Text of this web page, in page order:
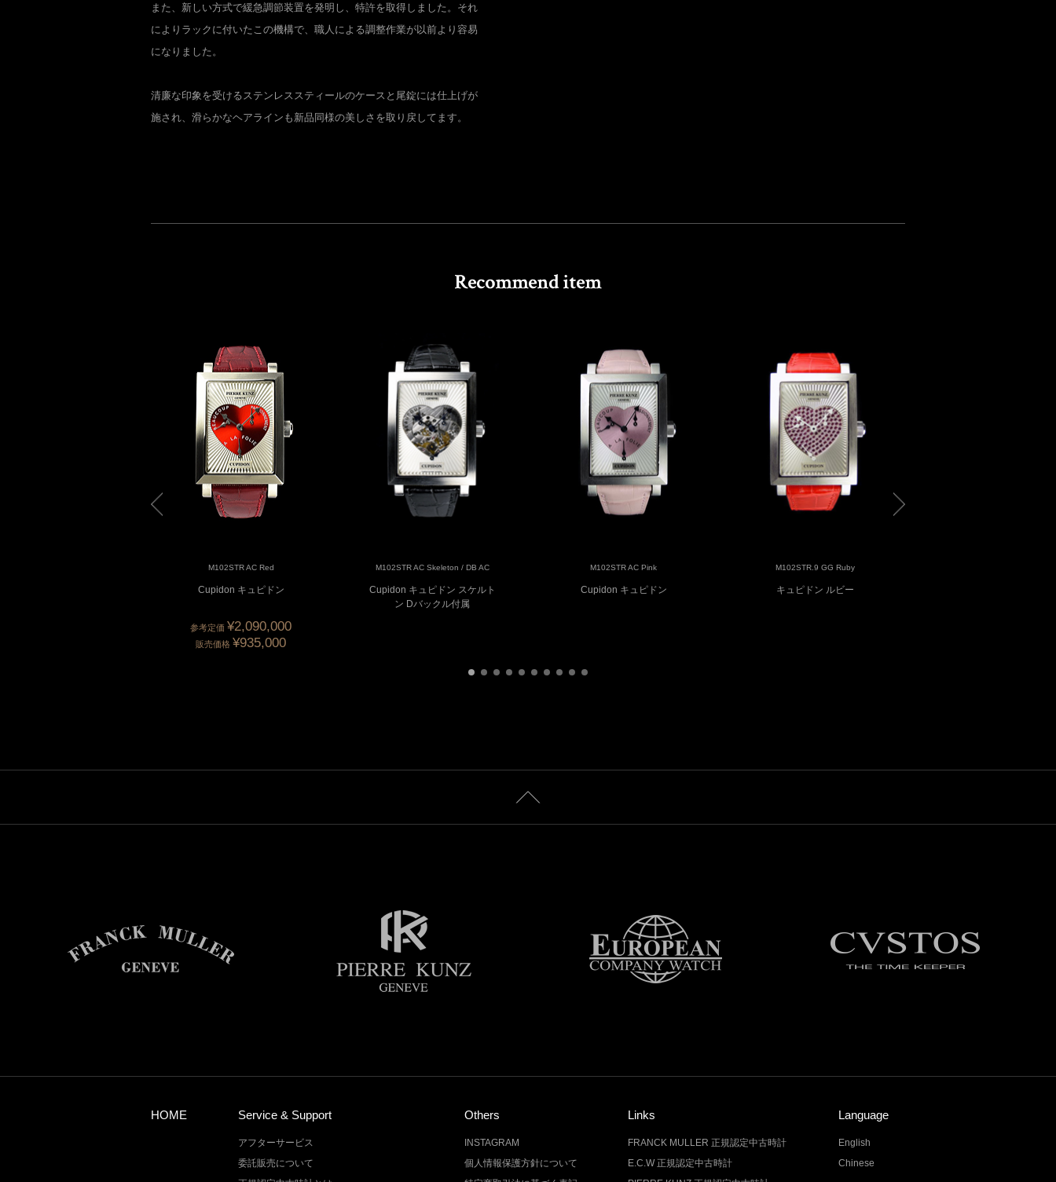
また、新しい方式で緩急調節装置を発明し、特許を取得しました。それ
によりラックに付いたこの機構で、職人による調整作業が以前より容易
になりました。
清廉な印象を受けるステンレススティールのケースと尾錠には仕上げが
施され、滑らかなヘアラインも新品同様の美しさを取り戻してます。
M102STR AC Red
Cupidon キュピドン
参考定価¥2,090,000
販売価格¥935,000
M102STR AC Skeleton / DB AC
Cupidon キュピドン スケルト
ン Dバックル付属
M102STR AC Pink
Cupidon キュピドン
M102STR.9 GG Ruby
キュピドン ルビー
HOME Service & Support
アフターサービス
委託販売について
Others
INSTAGRAM
個人情報保護方針について
Links
FRANCK MULLER 正規認定中古時計
E.C.W 正規認定中古時計
Language
English
Chinese